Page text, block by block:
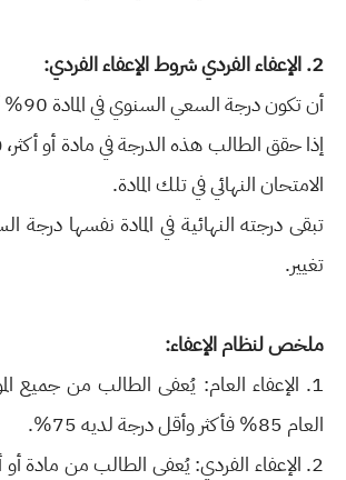
2. الإعفاء الفردي شروط الإعفاء الفردي:
أن تكون درجة السعي السنوي في المادة 90% أو أكثر.
إذا حقق الطالب هذه الدرجة في مادة أو
الامتحان النهائي في تلك المادة.
تبقى درجته النهائية في المادة نفسها
تغيير.
ملخص لنظام الإعفاء:
1. الإعفاء العام: يُعفى الطالب من جميع
العام 85% فأكثر وأقل درجة لديه 75%.
2. الإعفاء الفردي: يُعفى الطالب من مادة